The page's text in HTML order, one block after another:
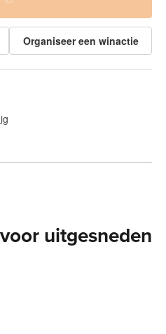
Organiseer een winactie
uitgesneden